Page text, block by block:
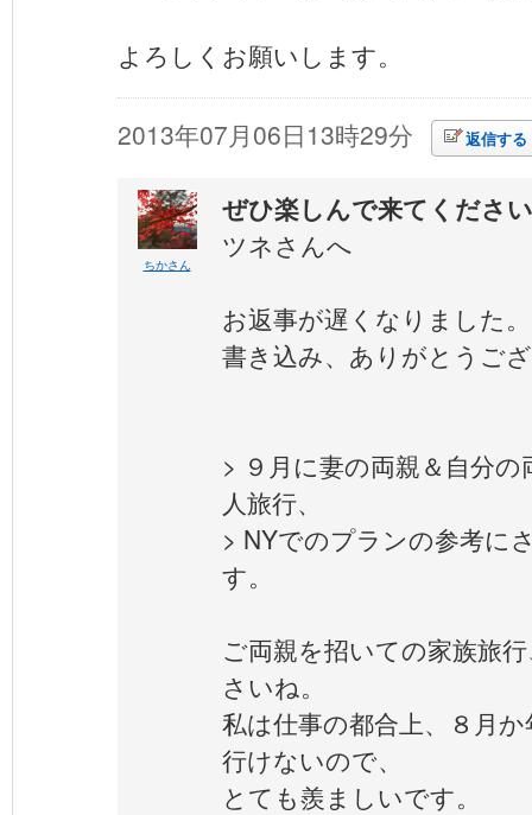
よろしくお願いします。
2013年07月06日13時29分 返信する
ちかさん
ぜひ楽しんで来てくださ
ツネさんへ
お返事が遅くなりました。
書き込み、ありがとうご
> ９月に妻の両親＆自分
人旅行、
> NYでのプランの参考に
す。
ご両親を招いての家族旅
さいね。
私は仕事の都合上、８月
行けないので、
とても羨ましいです。